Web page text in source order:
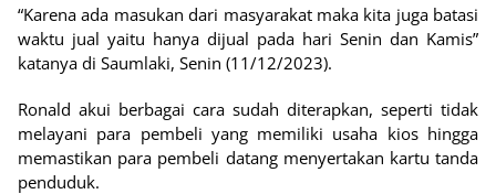
“Karena ada masukan dari masyarakat maka kita juga batasi
waktu jual yaitu hanya dijual pada hari Senin dan Kamis”
katanya di Saumlaki, Senin (11/12/2023).
Ronald akui berbagai cara sudah diterapkan, seperti tidak
melayani para pembeli yang memiliki usaha kios hingga
memastikan para pembeli datang menyertakan kartu tanda
penduduk.